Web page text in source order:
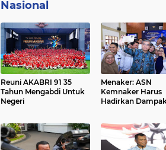
Nasional
Reuni AKABRI 91 35
Tahun Mengabdi Untuk
Negeri
Menaker: ASN
Kemnaker Harus
Hadirkan